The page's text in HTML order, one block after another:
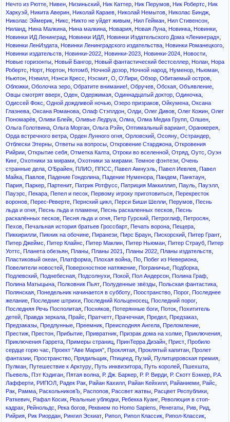
Нечто из Рютте, Нивен, Низиньский, Ник Каттер, Ник Перумов, Ник Робертс, Ник
Харкуэй, Никита Аверин, Николай Караев, Николай Немытов, Николас Биндж,
Николас Эймерик, Никс, Никто не уйдет живым, Нил Гейман, Нил Стивенсон,
Ниланд, Нина Малкина, Нина малкина, Новария, Новая Луна, Новинка, Новинки,
Новинки ИД Ленинград, Новинки ИДЛ, Новинки Издательского Дома «Ленинград»,
Новинки ЛенИздата, Новинки Ленинградского издательства, Новинки Романецкого,
Новинки издательств, Новинки-2022, Новинки-2023, Новинки-2024, Новости,
Новые горизонты, Новый Бангор, Новый фантастический бестселлер, Нолан, Нора
Робертс, Норт, Нортон, Нотомб, Ночной дозор, Ночной народ, Нуменор, Ньюман,
Ньютон, Нэвилл, Нэнси Кресс, Нэсмит, О, О'Лири, Обзор, Обитаемый остров,
Обложки, Оболочка зеро, Обратите внимание!, Обручев, Обская, Объявление,
Овцы смотрят вверх, Оден, Одержимая, Одиннадцатый доктор, Одиночка,
Одиссей Фокс, Одной дождливой ночью, Озеро призраков, Ойкумена, Оксана
Глазнева, Оксана Романова, Олаф Стэплдон, Олди, Олег Дивов, Олег Кожин, Олег
Пономарёв, Оливи Блейк, Оливье Ледруа, Олма, Олма Медиа Групп, Олшен,
Ольга Голотвина, Ольга Морган, Ольга Рэйн, Оптимальный вариант, Оранжерея,
Орда встречного ветра, Орден Лунного огня, Орловский, Осояну, Острандер,
Отблески Этерны, Ответы на вопросы, Откровение Старджона, Откровения
Рийрии, Открытие себя, Отметка Калта, Отроки во вселенной, Отряд, Оутс, Оуэн
Кинг, Охотники за мирами, Охотники за мирами. Темное фэнтези, Очень
странные дела, О’Брайен, ПЛИО, ППСС, Павел Амнуэль, Павел Иевлев, Павел
Майка, Павлов, Падение Гондолина, Падение Нуменора, Пандем, Панктаун,
Пария, Паркер, Партенит, Патрик Ротфусс, Патриция Маккиллип, Пауль, Пауэлл,
Пауэрс, Пекара, Пепел и песок, Первому игроку приготовиться, Перекресток
воронов, Перес-Реверте, Пернский цикл, Перси Биши Шелли, Перумов, Песнь
льда и огня, Песнь льда и пламени, Песнь раскаленных песков, Песнь
раскалённых песков, Песня льда и огня, Петр Гурский, Петроглиф, Петросян,
Пехов, Печальная история братьев Гроссбарт, Печать ворона, Пещера,
Пиккирилли, Пикник на обочине, Пиранези, Пирс Браун, Пискорский, Питер Грант,
Питер Джеймс, Питер Клайнс, Питер Маклин, Питер Ньюман, Питер Страуб, Питер
Уоттс, Планета обезьян, Планы, Планы 2021 , Планы 2022, Планы издательств,
Пластиковый океан, Платформа, Плохая война, По, Побег из Невериона,
Повелители новостей, Поверхностное натяжение, Пограничье, Подборка,
Подлевский, Поднебесная, Подсолнухи, Покой, Пол Андерсон, Полина Граф,
Полина Матыцына, Полковник Пьят, Полуденные звёзды, Польская фантастика,
Полянская, Понедельник начинается в субботу, Поостранство, Порог, Последнее
желание, Последние штрихи, Последний Кольценосец, Последний порог,
Последняя Речь Посполитая, Посняков, Потерянные боги, Поток, Похититель
детей, Правда зеркала, Прайс, Пратчетт, Прачечная, Предел, Предзаказ,
Предзаказы, Предлунные, Преемник, Преисподняя Ангела, Преломление,
Престиж, Престон, Прибытие, Привратник, Призрак дома на холме, Приключения,
Приключения Гаррета, Примеры страниц, ПринТерра Дизайн, Прист, Пробило
сердце горю час, Проект "Аве Мария", Проклятая, Проклятый капитан, Пролет
фантазии, Пространство, Прядильщик, Птицеед, Пузий, Пулитцеровская премия,
Пулман, Путешествие к Арктуру, Путь инквизитора, Путь королей, Пшехшта,
Пьевель, Пэт Кэдиган, Пятая волна, Р. Дж. Баркер, Р. Р. Вирди, Р. Скотт Бэккер, Р.А.
Лафферти, РИПОЛ, Радек Рак, Райан Кахилл, Райан Кейхилл, Райаниеми, Райс,
Рак, Рамма, РаскольниковЪ, Распопов, Рассвет жатвы, Расцвет Республики,
Раткевич, Рафал Косик, Реальные ублюдки, Ребекка Куанг, Революция в стоп-
кадрах, Рейнольдс, Река богов, Реквием по Homo Sapiens, Ренегаты, Рив, Рид,
Рийрия, Рик Риордан, Рингил Эскиат, Рипол, Рипол Классик, Рипол-Классик,